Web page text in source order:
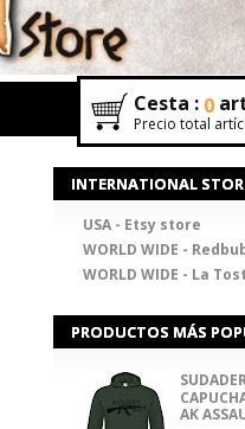
Cesta : 0
Precio total
INTERNATIONAL
USA - Etsy store
WORLD WIDE -
WORLD WIDE - La
PRODUCTOS MÁS
AK